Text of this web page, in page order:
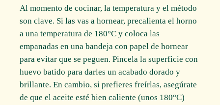
Al momento de cocinar, la temperatura y el método
son clave. Si las vas a hornear, precalienta el horno
a una temperatura de 180°C y coloca las
empanadas en una bandeja con papel de hornear
para evitar que se peguen. Pincela la superficie con
huevo batido para darles un acabado dorado y
brillante. En cambio, si prefieres freírlas, asegúrate
de que el aceite esté bien caliente (unos 180°C)